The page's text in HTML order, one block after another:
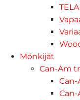
Mönkijät
Can-Am